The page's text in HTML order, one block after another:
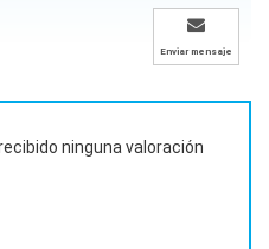
Enviar mensaje
ninguna valoración